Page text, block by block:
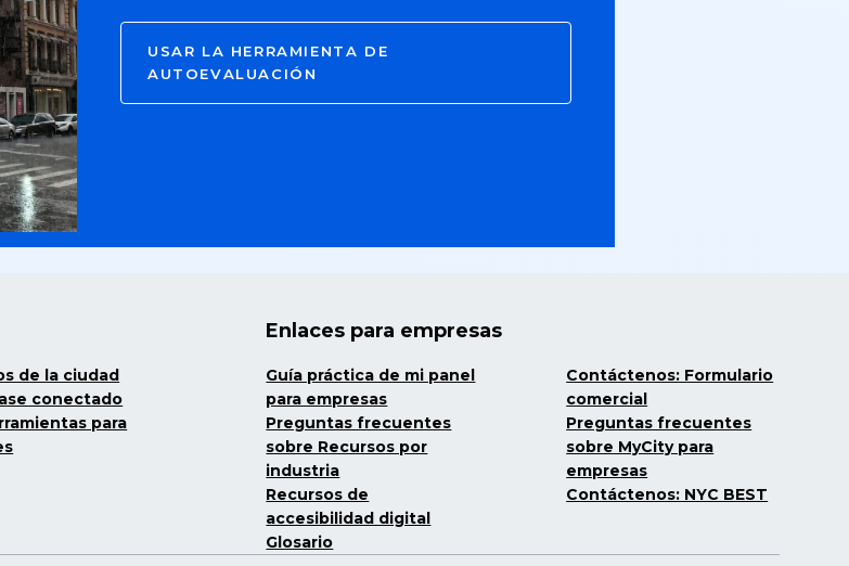
USAR LA HERRAMIENTA DE
AUTOEVALUACIÓN
de la ciudad
conectado
para
Enlaces para empresas
Guía práctica de mi panel
para empresas
Preguntas frecuentes
sobre Recursos por
industria
Recursos de
accesibilidad digital
Glosario
Contáctenos: Formulario
comercial
Preguntas frecuentes
sobre MyCity para
empresas
Contáctenos: NYC BEST